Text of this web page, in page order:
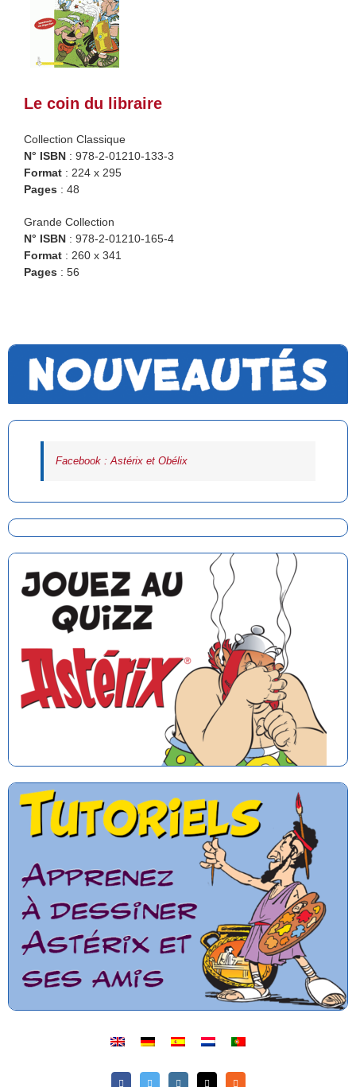
Le coin du libraire
Collection Classique
N° ISBN : 978-2-01210-133-3
Format : 224 x 295
Pages : 48
Grande Collection
N° ISBN : 978-2-01210-165-4
Format : 260 x 341
Pages : 56
Facebook : Astérix et Obélix